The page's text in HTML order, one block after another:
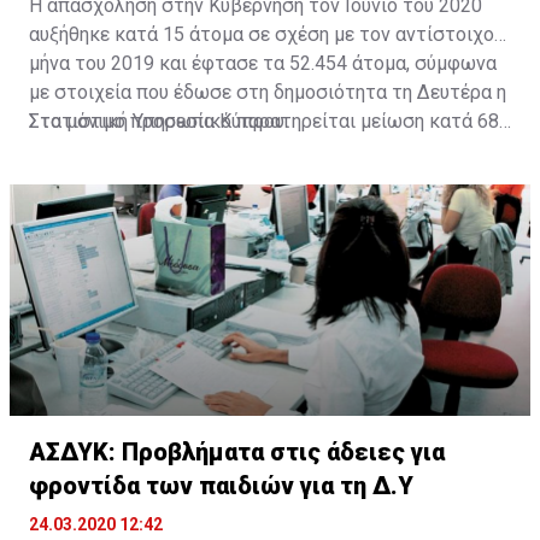
Η απασχόληση στην Κυβέρνηση τον Ιούνιο του 2020
αυξήθηκε κατά 15 άτομα σε σχέση με τον αντίστοιχο
μήνα του 2019 και έφτασε τα 52.454 άτομα, σύμφωνα
με στοιχεία που έδωσε στη δημοσιότητα τη Δευτέρα η
Στατιστική Υπηρεσία Κύπρου.
Στο μόνιμο προσωπικό παρατηρείται μείωση κατά 685
έκτακτο προσωπικό παρατηρείται αύξηση κατά 771
άτομα (5,0%) φθάνοντας τις 16.541 σε σχέση με 15.470
άτομα τον Ιούνιο του 2019.
Σε σχέση με τον Ιούνιο του 2019 παρατηρείται αύξηση
στο προσωπικό της Εκπαιδευτικής Υπηρεσίας (1,3%)
καθώς και στο προσωπικό των Δυνάμεων Ασφαλείας
(0,1%). Και στις τρεις κατηγορίες προσωπικού
καταγράφεται αύξηση στο έκτακτο προσωπικό με τη
μεγαλύτερη να σημειώνεται στην Εκπαιδευτική
Υπηρεσία (11,1%).
Σε σχέση με το Μάιο του 2020 παρατηρείται αύξηση
ΑΣΔΥΚ: Προβλήματα στις άδειες για
φροντίδα των παιδιών για τη Δ.Υ
24.03.2020 12:42